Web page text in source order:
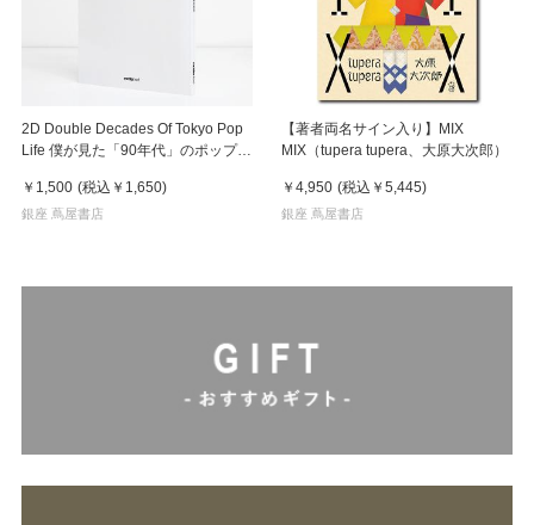
2D Double Decades Of Tokyo Pop
Life 僕が見た「90年代」のポップカ
￥1,500 (税込 ￥1,650)
銀座 蔦屋書店
【著者両名サイン入り】MIX
MIX（tupera tupera、大原大次郎）
￥4,950 (税込 ￥5,445)
銀座 蔦屋書店